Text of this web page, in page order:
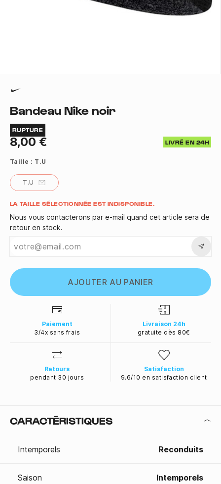
Bandeau Nike noir
RUPTURE
8,00 € LIVRÉ EN 24H
Taille : T.U
T.U
Quantité
LA TAILLE SÉLECTIONNÉE EST INDISPONIBLE.
Nous vous contacterons par e-mail quand cet article sera de
retour en stock.
AJOUTER AU PANIER
Paiement
3/4x sans frais
Livraison 24h
gratuite dès 80€
Retours
pendant 30 jours
Satisfaction
9.6/10 en satisfaction client
CARACTÉRISTIQUES
Intemporels Reconduits
Saison Intemporels